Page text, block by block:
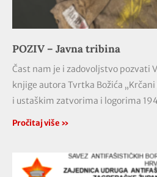
POZIV – Javna tribina
Čast nam je i zadovoljstvo pozvati
knjige autora Tvrtka Božića
i ustaškim zatvorima i logorima
Pročitaj više »